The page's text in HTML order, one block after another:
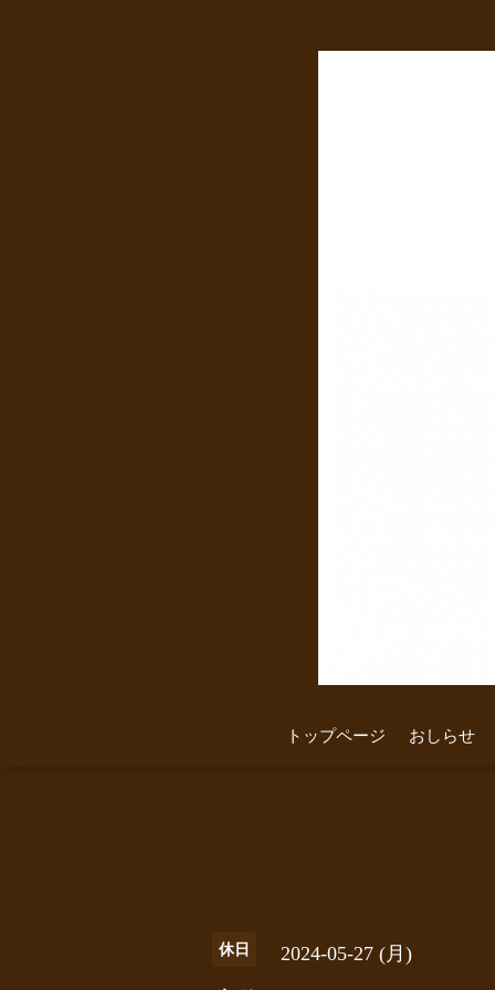
トップページ おしらせ
休日 2024-05-27 (月)